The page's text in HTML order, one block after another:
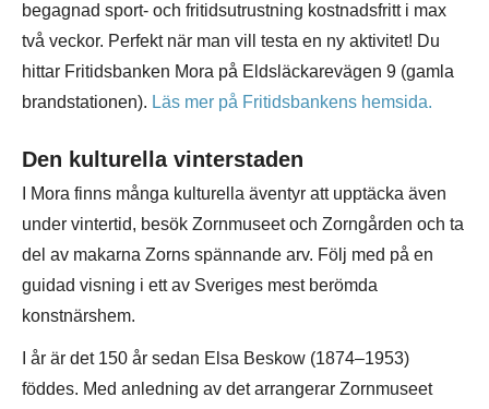
begagnad sport- och fritidsutrustning kostnadsfritt i max
två veckor. Perfekt när man vill testa en ny aktivitet! Du
hittar Fritidsbanken Mora på Eldsläcka­revägen 9 (gamla
brandstatio­nen). Läs mer på Fritidsbankens hemsida.
Den kulturella vinterstaden
I Mora finns många kulturella äventyr att upptäcka även
under vintertid, besök Zornmuseet och Zorngården och ta
del av makarna Zorns spännande arv. Följ med på en
guidad visning i ett av Sveriges mest berömda
konstnärshem.
I år är det 150 år sedan Elsa Beskow (1874–1953)
föddes. Med anledning av det arrangerar Zornmuseet